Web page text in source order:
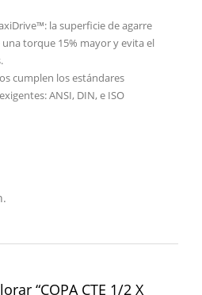
la superficie de agarre
torque 15% mayor y evita el
cumplen los estándares
ANSI, DIN, e ISO
“COPA CTE 1/2 X